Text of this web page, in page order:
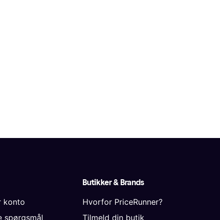
konto
spørgsmål
Butikker & Brands
Hvorfor PriceRunner?
Tilmeld din butik